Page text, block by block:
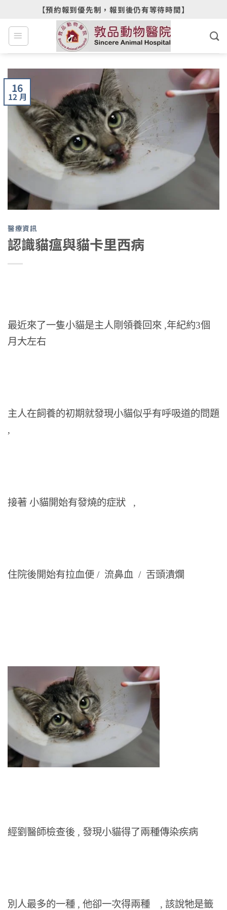
content
【預約報到優先制，報到後仍有等待時間】
16
12 月
醫療資訊
認識貓瘟與貓卡里西病
最近來了一隻小貓是主人剛領養回來 ,年紀約3個
月大左右
主人在飼養的初期就發現小貓似乎有呼吸道的問題
,
接著 小貓開始有發燒的症狀 ,
住院後開始有拉血便 / 流鼻血 / 舌頭潰爛
經劉醫師檢查後 , 發現小貓得了兩種傳染疾病
別人最多的一種 , 他卻一次得兩種 , 該說牠是籤